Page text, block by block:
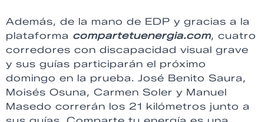
Además, de la mano de EDP y gracias a la
plataforma compartetuenergia.com, cuatro
corredores con discapacidad visual grave
y sus guías participarán el próximo
domingo en la prueba. José Benito Saura,
Moisés Osuna, Carmen Soler y Manuel
Masedo correrán los 21 kilómetros junto a